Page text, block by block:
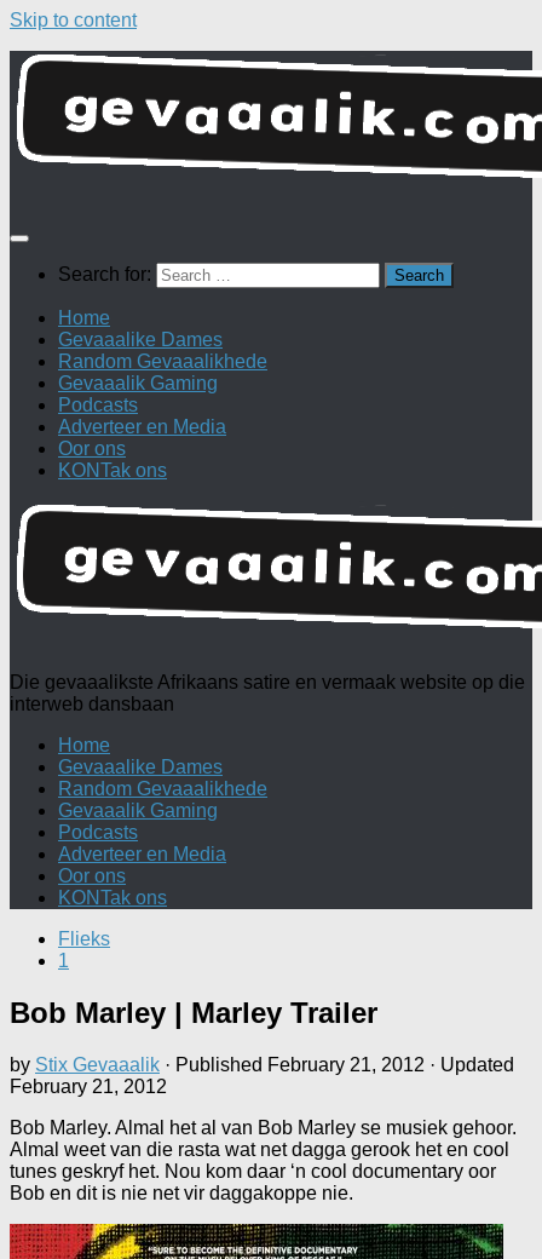
Skip to content
Search for:
Home
Gevaaalike Dames
Random Gevaaalikhede
Gevaaalik Gaming
Podcasts
Adverteer en Media
Oor ons
KONTak ons
Die gevaaalikste Afrikaans satire en vermaak website op die
interweb dansbaan
Home
Gevaaalike Dames
Random Gevaaalikhede
Gevaaalik Gaming
Podcasts
Adverteer en Media
Oor ons
KONTak ons
Flieks
1
Bob Marley | Marley Trailer
by Stix Gevaaalik · Published February 21, 2012 · Updated
February 21, 2012
Bob Marley. Almal het al van Bob Marley se musiek gehoor.
Almal weet van die rasta wat net dagga gerook het en cool
tunes geskryf het. Nou kom daar ‘n cool documentary oor
Bob en dit is nie net vir daggakoppe nie.